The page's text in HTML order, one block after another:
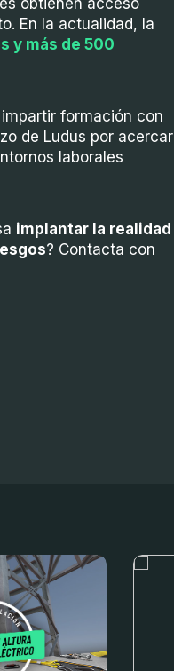
obtienen acceso
En la actualidad, la
y más de 500
formación con
de Ludus por acercar
laborales
implantar la realidad
? Contacta con